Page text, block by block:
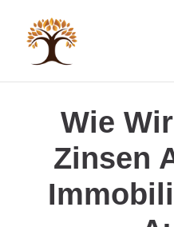
Wie
Zinsen